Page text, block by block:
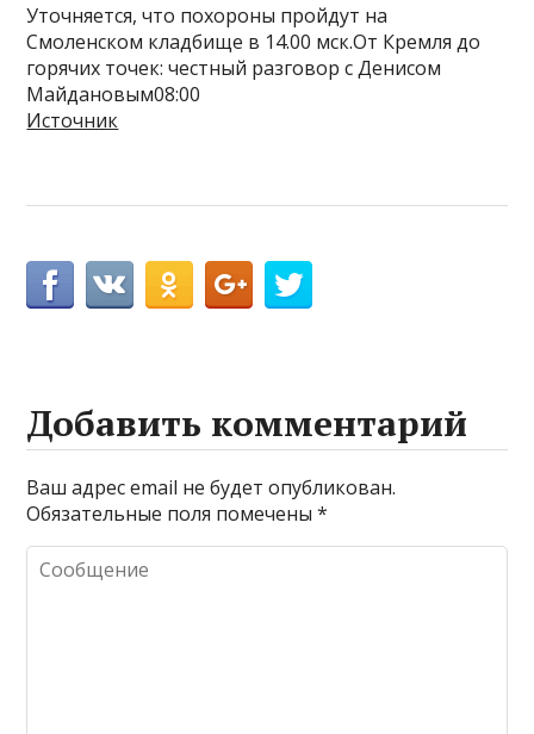
Уточняется, что похороны пройдут на
Смоленском кладбище в 14.00 мск.От Кремля до
горячих точек: честный разговор с Денисом
Майдановым08:00
Источник
Добавить комментарий
Ваш адрес email не будет опубликован.
Обязательные поля помечены*